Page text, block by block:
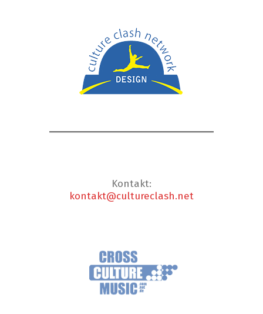
Kontakt:
kontakt@cultureclash.net